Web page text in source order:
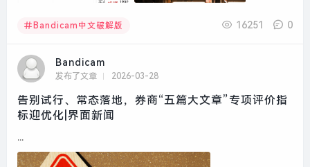
Bandicam中文破解版 16251 0
Bandicam
发布了文章 2026-03-28
告别试行、常态落地，券商“五篇大文章”专项评价指
标迎优化|界面新闻
...